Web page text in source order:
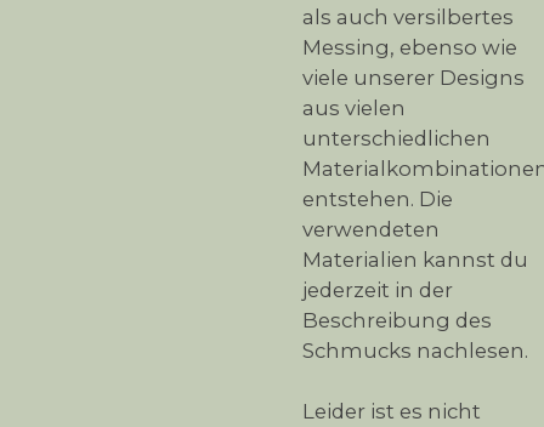
als auch versilbertes
Messing, ebenso wie
viele unserer Designs
aus vielen
unterschiedlichen
entstehen. Die
verwendeten
Materialien kannst du
jederzeit in der
Beschreibung des
Schmucks nachlesen.
Leider ist es nicht